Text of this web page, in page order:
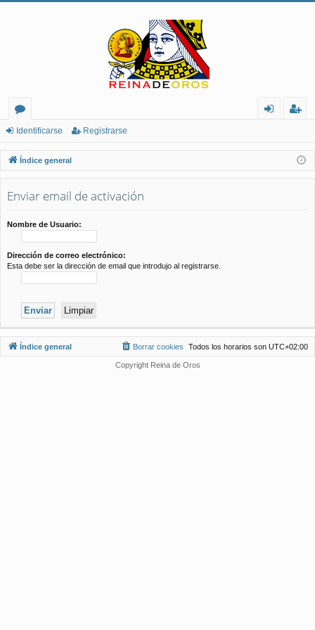
or
os
nt
ifi
ist
ra
Identificarse Registrarse
Índice general
Enviar email de activación
Nombre de Usuario:
Dirección de correo electrónico:
Esta debe ser la dirección de email que introdujo al registrarse.
Índice general Todos los horarios son UTC+02:00
Borrar cookies
Copyright Reina de Oros